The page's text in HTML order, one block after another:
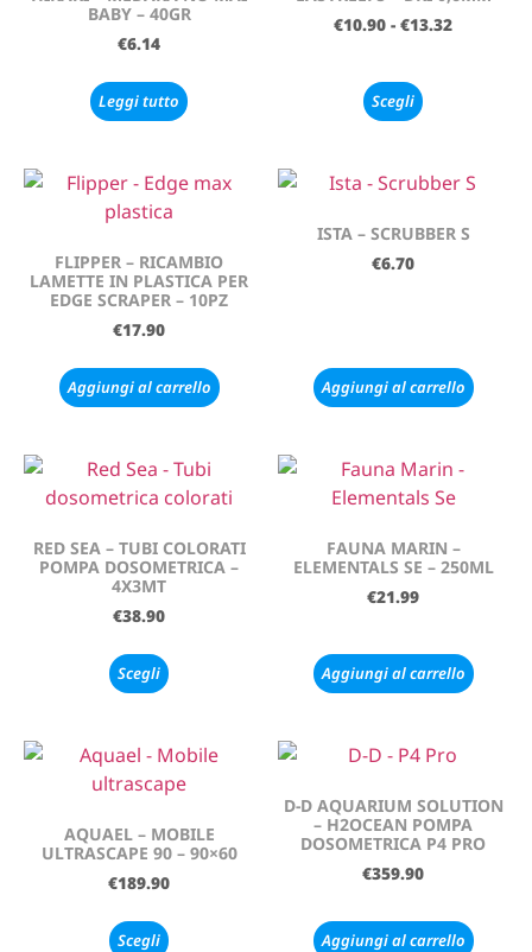
BABY – 40GR
€6.14
Leggi tutto
€10.90 - €13.32
Scegli
FLIPPER – RICAMBIO
LAMETTE IN PLASTICA PER
EDGE SCRAPER – 10PZ
€17.90
Aggiungi al carrello
ISTA – SCRUBBER S
€6.70
Aggiungi al carrello
RED SEA – TUBI COLORATI
POMPA DOSOMETRICA –
4X3MT
€38.90
Scegli
FAUNA MARIN –
ELEMENTALS SE – 250ML
€21.99
Aggiungi al carrello
AQUAEL – MOBILE
ULTRASCAPE 90 – 90×60
€189.90
Scegli
D-D AQUARIUM SOLUTION
– H2OCEAN POMPA
DOSOMETRICA P4 PRO
€359.90
Aggiungi al carrello